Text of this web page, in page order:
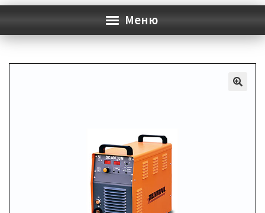
Меню
УСЛУГИ
ПАРТНЕРЫ
НОВОСТИ